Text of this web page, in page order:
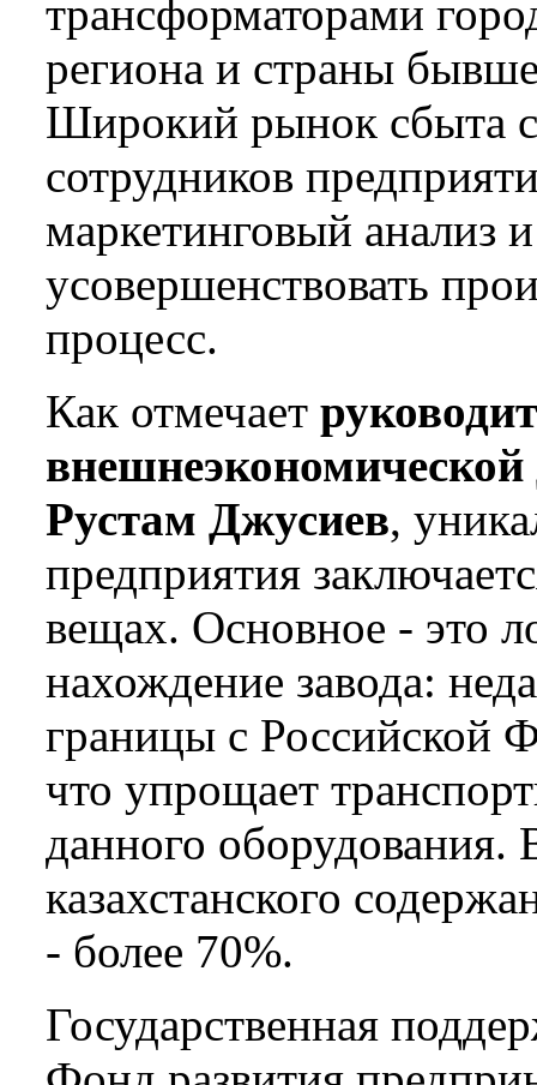
трансформаторами
региона и страны
Широкий рынок сбыта
сотрудников
маркетинговый анализ
усовершенствовать
процесс.
Как отмечает
внешнеэкономической
Рустам Джусиев,
предприятия
вещах. Основное -­ это
нахождение завода:
границы с Российской
что упрощает
данного оборудования.
казахстанского
­- более 70%.
Государственная